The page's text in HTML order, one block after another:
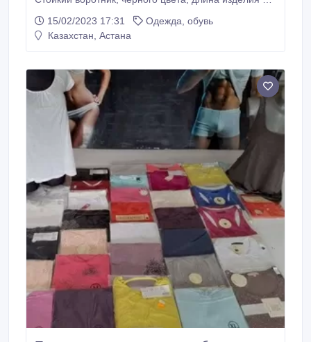
ТОРГ! Производство Греция!..
15/02/2023 17:31
Одежда, обувь
Казахстан, Астана